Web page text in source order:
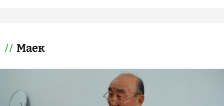
Маек